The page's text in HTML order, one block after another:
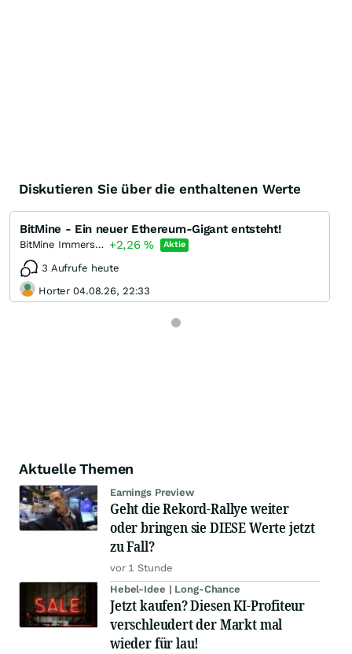
Diskutieren Sie über die enthaltenen Werte
BitMine - Ein neuer Ethereum-Gigant entsteht!
BitMine Immersion Technologies Registered +2,26% Aktie
3 Aufrufe heute
Horter 04.08.26, 22:33
Aktuelle Themen
Earnings Preview
Geht die Rekord-Rallye weiter
oder bringen sie DIESE Werte jetzt
zu Fall?
vor 1 Stunde
Hebel-Idee | Long-Chance
Jetzt kaufen? Diesen KI-Profiteur
verschleudert der Markt mal
wieder für lau!